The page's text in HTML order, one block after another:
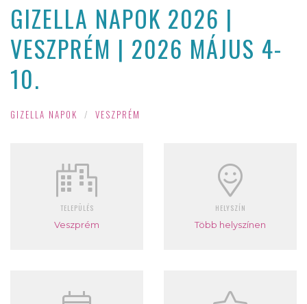
GIZELLA NAPOK 2026 |
VESZPRÉM | 2026 MÁJUS 4-
10.
GIZELLA NAPOK / VESZPRÉM
TELEPÜLÉS
Veszprém
HELYSZÍN
Több helyszínen